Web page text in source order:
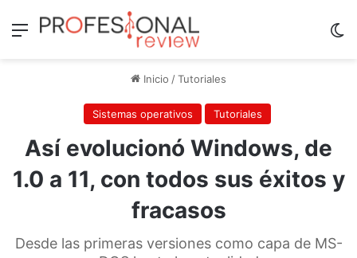
Menú
Inicio /Tutoriales
Sistemas operativos Tutoriales
Así evolucionó Windows, de
1.0 a 11, con todos sus éxitos y
fracasos
Desde las primeras versiones como capa de MS-